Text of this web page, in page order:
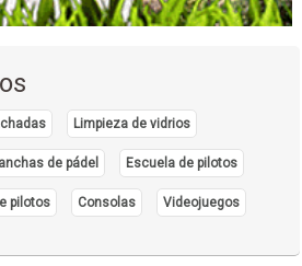
Limpieza de vidrios
de pádel Escuela de pilotos
pilotos Consolas Videojuegos